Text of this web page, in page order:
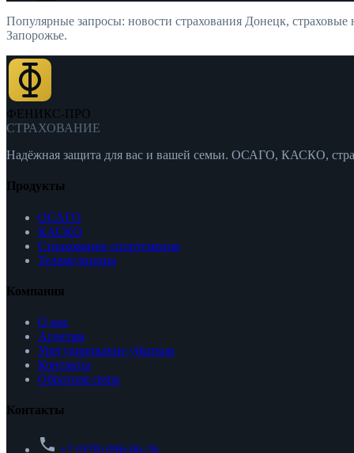
Популярные запросы: новости страхования Донецк,
Запорожье.
ФЕНИКС-ПРО
СТРАХОВАНИЕ
Надёжная защита для вас и вашей семьи. ОСАГО, КАСКО,
Продукты
ОСАГО
КАСКО
Страхование спортсменов
Телемедицина
Компания
О нас
Агентам
Урегулирование убытков
Контакты
Обратная связь
Контакты
phone +7 (978) 096-06-26